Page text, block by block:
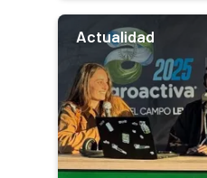
Actualidad